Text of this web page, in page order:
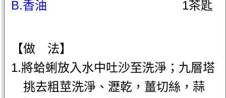
B.香油
1茶匙
【做 法】
1.將蛤蜊放入水中吐沙至洗淨；九層塔
挑去粗莖洗淨、瀝乾，薑切絲，蒜